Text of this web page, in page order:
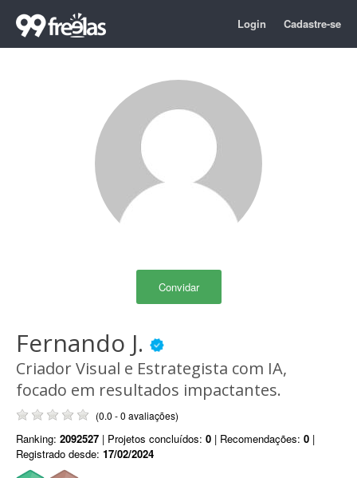
Login Cadastre-se
Convidar
Fernando J.
Criador Visual e Estrategista com IA,
focado em resultados impactantes.
(0.0 - 0 avaliações)
Ranking: 2092527 | Projetos concluídos: 0 | Recomendações: 0 |
Registrado desde: 17/02/2024